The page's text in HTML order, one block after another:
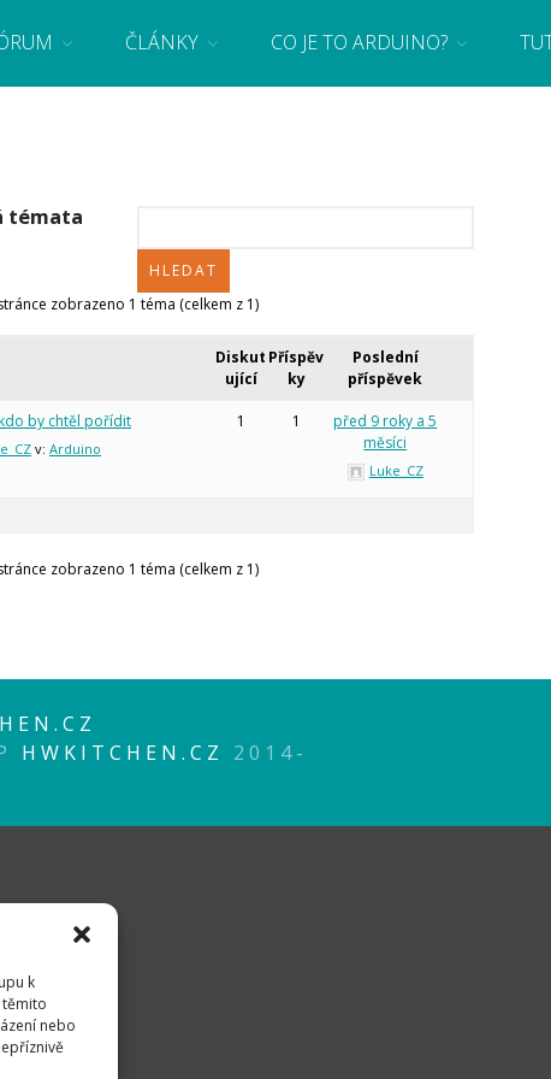
k
nebo
se základy programování a elektroniky zábavnou formou! Arduino a microbit
ČLÁNKY CO JE TO ARDUINO?
témata
zobrazeno 1 téma (celkem z 1)
Diskut
ující
Příspěv
ky
Poslední
příspěvek
by chtěl pořídit
v: Arduino
1 1
před 9 roky a 5
měsíci
Luke_CZ
zobrazeno 1 téma (celkem z 1)
HWKITCHEN.CZ
2014-